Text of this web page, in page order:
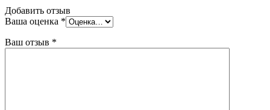
Добавить отзыв
Ваша оценка *
Ваш отзыв *